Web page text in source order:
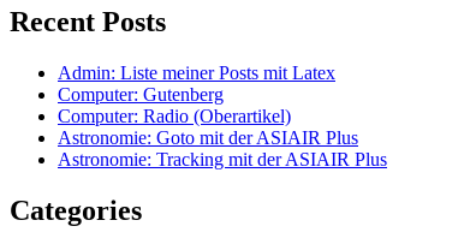
Recent Posts
Admin: Liste meiner Posts mit Latex
Computer: Gutenberg
Computer: Radio (Oberartikel)
Astronomie: Goto mit der ASIAIR Plus
Astronomie: Tracking mit der ASIAIR Plus
Categories